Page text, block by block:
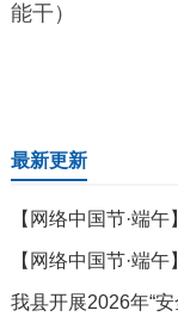
能干）
最新更新
【网络中国节·端
我县开展2026年“